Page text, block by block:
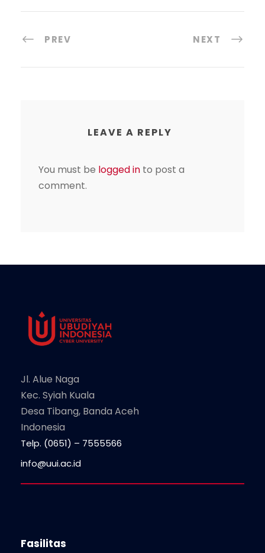
PREV NEXT
LEAVE A REPLY
You must be logged in to post a
comment.
Jl. Alue Naga
Kec. Syiah Kuala
Desa Tibang, Banda Aceh
Indonesia
Telp. (0651) – 7555566
info@uui.ac.id
Fasilitas